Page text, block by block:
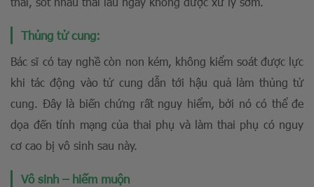
Thủng tử cung:
Bác sĩ có tay nghề còn non kém, không kiểm soát được lực
khi tác động vào tử cung dẫn tới hậu quả làm thủng tử
cung. Đây là biến chứng rất nguy hiểm, bởi nó có thể đe
dọa đến tính mạng của thai phụ và làm thai phụ có nguy
cơ cao bị vô sinh sau này.
Vô sinh – hiếm muộn